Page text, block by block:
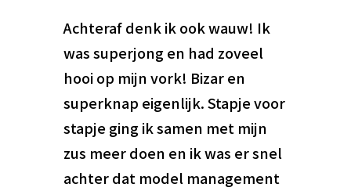
Achteraf denk ik ook wauw! Ik
was superjong en had zoveel
hooi op mijn vork! Bizar en
superknap eigenlijk. Stapje voor
stapje ging ik samen met mijn
zus meer doen en ik was er snel
achter dat model management